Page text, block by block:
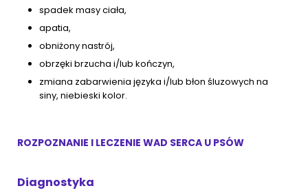
spadek masy ciała,
apatia,
obniżony nastrój,
obrzęki brzucha i/lub kończyn,
zmiana zabarwienia języka i/lub błon śluzowych na
siny, niebieski kolor.
ROZPOZNANIE I LECZENIE WAD SERCA U PSÓW
Diagnostyka